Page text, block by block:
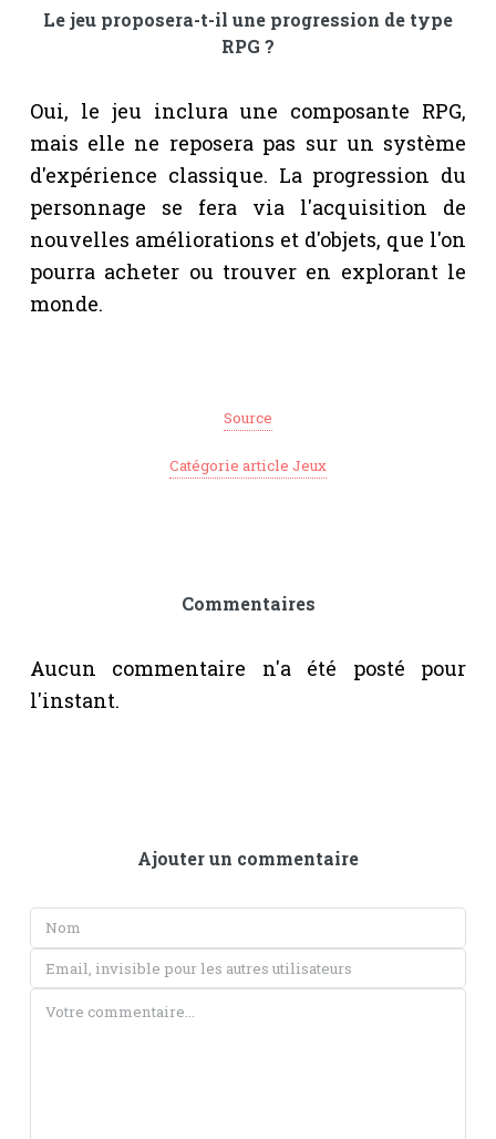
Le jeu proposera-t-il une progression de type
RPG ?
Oui, le jeu inclura une composante RPG,
mais elle ne reposera pas sur un système
d'expérience classique. La progression du
personnage se fera via l'acquisition de
nouvelles améliorations et d'objets, que l'on
pourra acheter ou trouver en explorant le
monde.
Source
Catégorie article Jeux
Ajouter un commentaire
Commentaires
Aucun commentaire n'a été posté pour
l'instant.